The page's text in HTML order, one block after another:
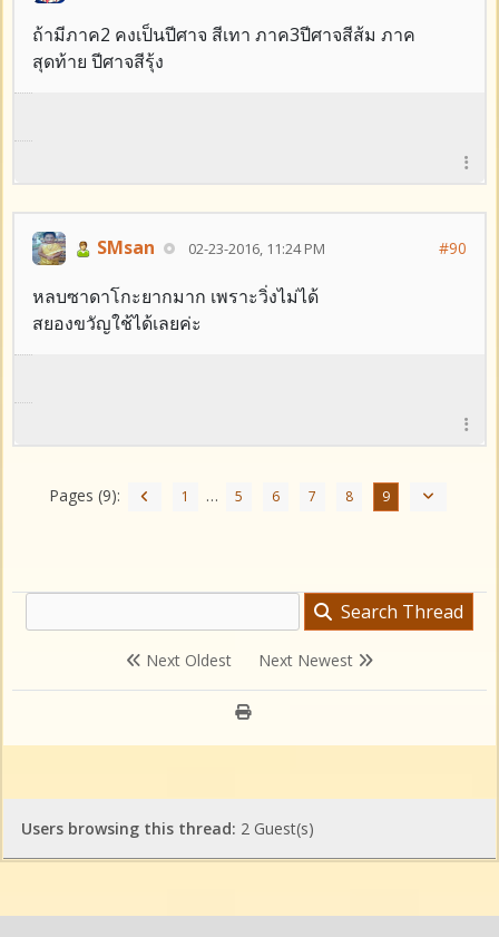
ถ้ามีภาค2 คงเป็นปีศาจ สีเทา ภาค3ปีศาจสีส้ม ภาค
สุดท้าย ปีศาจสีรุ้ง
SMsan 02-23-2016, 11:24 PM #90
หลบซาดาโกะยากมาก เพราะวิ่งไม่ได้
สยองขวัญใช้ได้เลยค่ะ
Pages (9): 1 … 5 6 7 8 9
Search Thread
Next Oldest Next Newest
Users browsing this thread: 2 Guest(s)